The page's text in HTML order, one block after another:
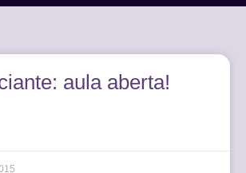
aula aberta!